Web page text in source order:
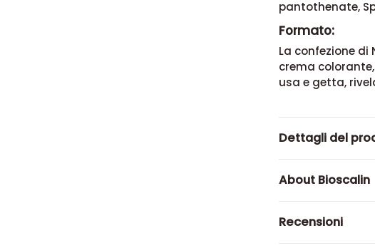
pantothenate,
Formato:
La confezione di
crema
usa e getta,
Dettagli del
About Bioscalin
Recensioni